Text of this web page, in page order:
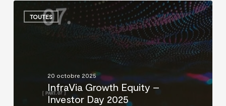
TOUTES
InfraVia
Growth
20 octobre 2025
InfraVia Growth Equity –
Investor Day 2025